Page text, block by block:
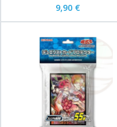
9,90 €